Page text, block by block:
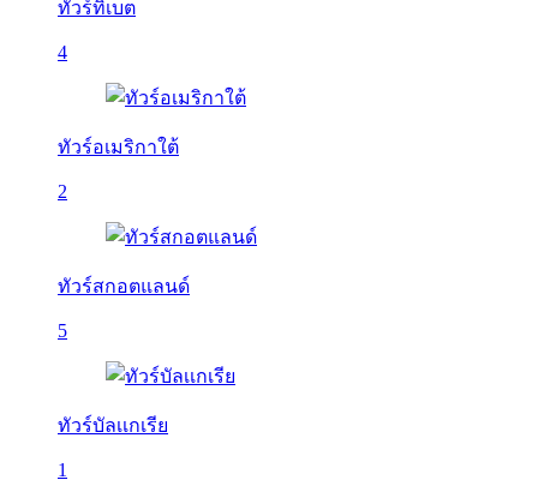
ทัวร์ทิเบต
4
ทัวร์อเมริกาใต้
2
ทัวร์สกอตแลนด์
5
ทัวร์บัลเเกเรีย
1